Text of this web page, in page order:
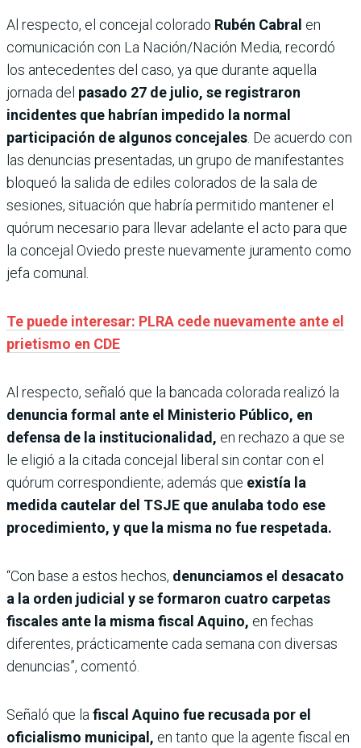
Al respecto, el concejal colorado Rubén Cabral en
comunicación con La Nación/Nación Media, recordó
los antecedentes del caso, ya que durante aquella
jornada del pasado 27 de julio, se registraron
incidentes que habrían impedido la normal
participación de algunos concejales. De acuerdo con
las denuncias presentadas, un grupo de manifestantes
bloqueó la salida de ediles colorados de la sala de
sesiones, situación que habría permitido mantener el
quórum necesario para llevar adelante el acto para que
la concejal Oviedo preste nuevamente juramento como
jefa comunal.
Te puede interesar: PLRA cede nuevamente ante el
prietismo en CDE
Al respecto, señaló que la bancada colorada realizó la
denuncia formal ante el Ministerio Público, en
defensa de la institucionalidad, en rechazo a que se
le eligió a la citada concejal liberal sin contar con el
quórum correspondiente; además que existía la
medida cautelar del TSJE que anulaba todo ese
procedimiento, y que la misma no fue respetada.
“Con base a estos hechos, denunciamos el desacato
a la orden judicial y se formaron cuatro carpetas
fiscales ante la misma fiscal Aquino, en fechas
diferentes, prácticamente cada semana con diversas
denuncias”, comentó.
Señaló que lafiscal Aquino fue recusada por el
oficialismo municipal, en tanto que la agente fiscal en